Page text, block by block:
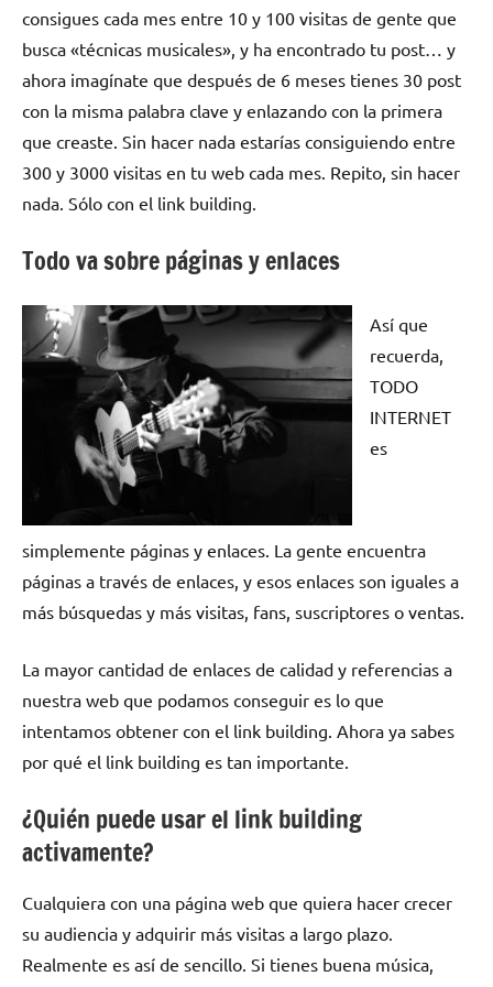
consigues cada mes entre 10 y 100 visitas de gente que
busca «técnicas musicales», y ha encontrado tu post… y
ahora imagínate que después de 6 meses tienes 30 post
con la misma palabra clave y enlazando con la primera
que creaste. Sin hacer nada estarías consiguiendo entre
300 y 3000 visitas en tu web cada mes. Repito, sin hacer
nada. Sólo con el link building.
Todo va sobre páginas y enlaces
Así que
recuerda,
TODO
INTERNET
es
simplemente páginas y enlaces. La gente encuentra
páginas a través de enlaces, y esos enlaces son iguales a
más búsquedas y más visitas, fans, suscriptores o ventas.
La mayor cantidad de enlaces de calidad y referencias a
nuestra web que podamos conseguir es lo que
intentamos obtener con el link building. Ahora ya sabes
por qué el link building es tan importante.
¿Quién puede usar el link building
activamente?
Cualquiera con una página web que quiera hacer crecer
su audiencia y adquirir más visitas a largo plazo.
Realmente es así de sencillo. Si tienes buena música,